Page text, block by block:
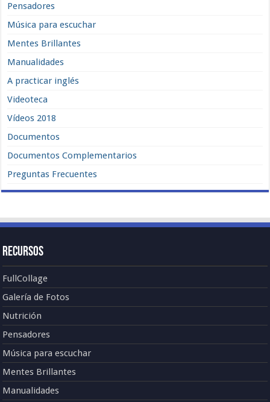
Pensadores
Música para escuchar
Mentes Brillantes
Manualidades
A practicar inglés
Videoteca
Vídeos 2018
Documentos
Documentos Complementarios
Preguntas Frecuentes
Recursos
FullCollage
Galería de Fotos
Nutrición
Pensadores
Música para escuchar
Mentes Brillantes
Manualidades